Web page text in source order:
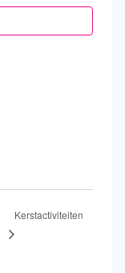
Kerstactiviteiten